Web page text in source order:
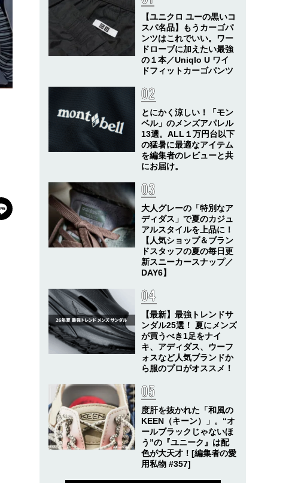
【ユニクロ ユーの黒いコ
スパ名品】もうカーゴパ
ンツはこれでいい。ワー
ドローブに加えたい最強
の１本／Uniqlo U ワイ
ドフィットカーゴパンツ
とにかく涼しい！「モン
ベル」のメンズアパレル
13選。ALL１万円台以下
の猛暑に最適なアイテム
を編集者のレビューと共
にお届け。
大人グレーの「特別なア
ディダス」で夏のカジュ
アルスタイルを上品に！
【人気ショップ＆ブラン
ドスタッフの夏の毎日更
新スニーカースナップ／
DAY6】
【最新】最強トレンドサ
ンダル25選！ 夏にメンズ
が買うべき1足をナイ
キ、アディダス、ウーフ
ォスなど人気ブランドか
ら服のプロがオススメ！
度肝を抜かれた「和風の
KEEN（キーン）」。“オ
ールブラックじゃないほ
う”の『ユニーク』は配
色が大天才！[編集者の愛
用私物 #357]